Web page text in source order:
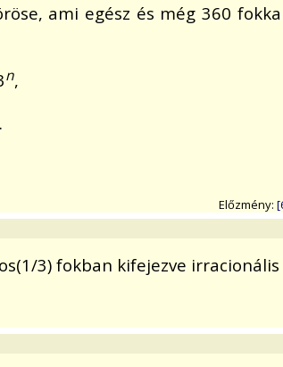
ami egész és még 360
n,
.
Előzmény:
3) fokban kifejezve irracionális